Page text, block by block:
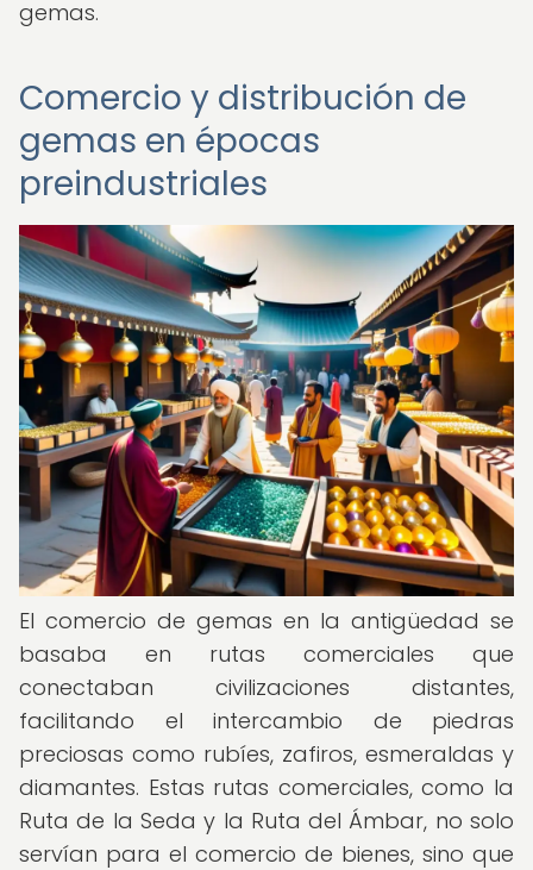
gemas.
Comercio y distribución de
gemas en épocas
preindustriales
El comercio de gemas en la antigüedad se
basaba en rutas comerciales que
conectaban civilizaciones distantes,
facilitando el intercambio de piedras
preciosas como rubíes, zafiros, esmeraldas y
diamantes. Estas rutas comerciales, como la
Ruta de la Seda y la Ruta del Ámbar, no solo
servían para el comercio de bienes, sino que